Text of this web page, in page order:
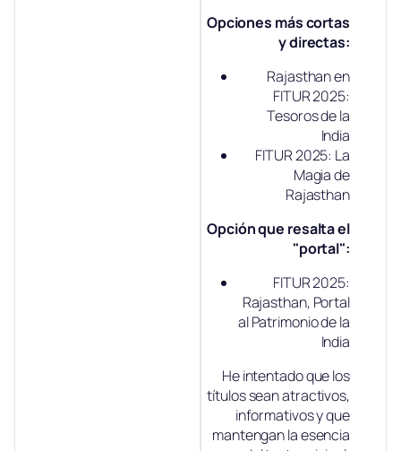
Opciones más cortas
y directas:
Rajasthan en
FITUR 2025:
Tesoros de la
India
FITUR 2025: La
Magia de
Rajasthan
Opción que resalta el
"portal":
FITUR 2025:
Rajasthan, Portal
al Patrimonio de la
India
He intentado que los
títulos sean atractivos,
informativos y que
mantengan la esencia